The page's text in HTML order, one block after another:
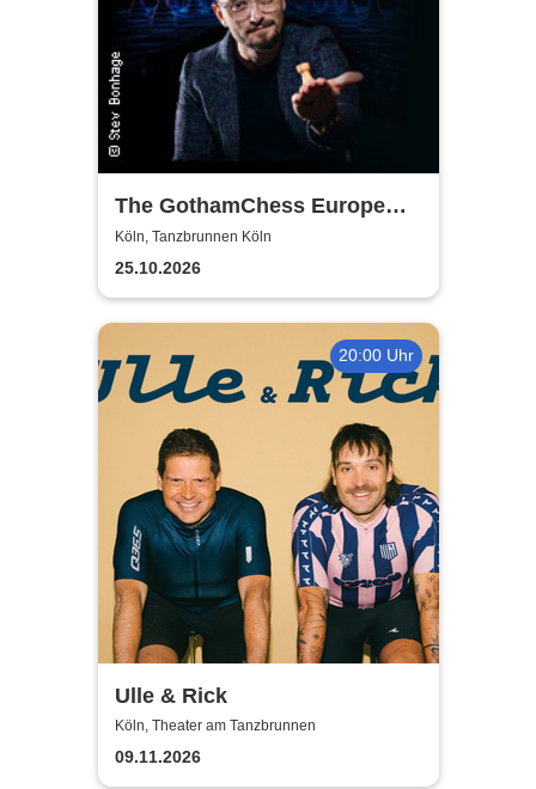
The GothamChess Europe
Tour 2026
Köln, Tanzbrunnen Köln
25.10.2026
20:00 Uhr
Ulle & Rick
Köln, Theater am Tanzbrunnen
09.11.2026